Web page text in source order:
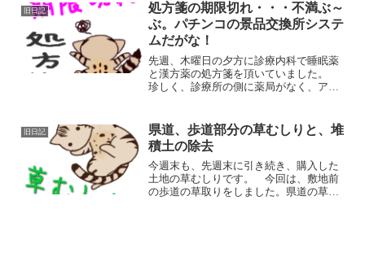
旧日記
処方箋の期限切れ・・・不満ぶ～
ぶ。パチンコの景品交換所システ
ムだがな！
先週、木曜日の夕方に診療内科で睡眠薬
と漢方薬の処方箋を頂いていました。
珍しく、診療所の側に薬局がなく、アパ
レルギーの検査結果と整腸剤（ビオフェ
ルミン）を処方してもらう...
旧日記
県道、歩道部分の草むしりと、堆
積土の除去
今週末も、先週末に引き続き、購入した
土地の草むしりです。 今回は、敷地前
の歩道の草取りをしました。県道の草刈